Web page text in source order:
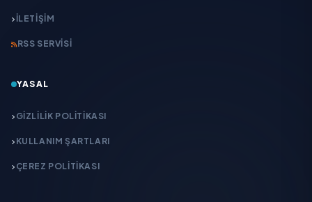
İLETIŞIM
RSS SERVISI
YASAL
GIZLILIK POLITIKASI
KULLANIM ŞARTLARI
ÇEREZ POLITIKASI